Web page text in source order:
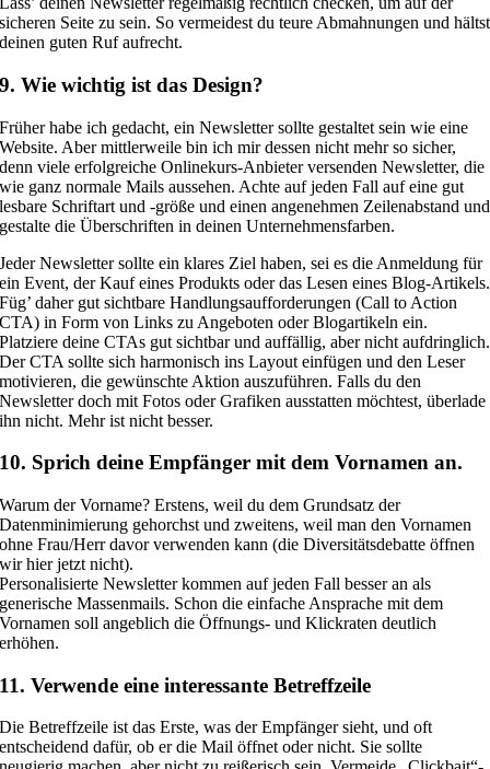
sicheren Seite zu sein. So vermeidest du teure Abmahnungen und hältst
deinen guten Ruf aufrecht.
9. Wie wichtig ist das Design?
Früher habe ich gedacht, ein Newsletter sollte gestaltet sein wie eine
Website. Aber mittlerweile bin ich mir dessen nicht mehr so sicher,
denn viele erfolgreiche Onlinekurs-Anbieter versenden Newsletter, die
wie ganz normale Mails aussehen. Achte auf jeden Fall auf eine gut
lesbare Schriftart und -größe und einen angenehmen Zeilenabstand und
gestalte die Überschriften in deinen Unternehmensfarben.
Jeder Newsletter sollte ein klares Ziel haben, sei es die Anmeldung für
ein Event, der Kauf eines Produkts oder das Lesen eines Blog-Artikels.
Füg’ daher gut sichtbare Handlungsaufforderungen (Call to Action
CTA) in Form von Links zu Angeboten oder Blogartikeln ein.
Platziere deine CTAs gut sichtbar und auffällig, aber nicht aufdringlich.
Der CTA sollte sich harmonisch ins Layout einfügen und den Leser
motivieren, die gewünschte Aktion auszuführen. Falls du den
Newsletter doch mit Fotos oder Grafiken ausstatten möchtest, überlade
ihn nicht. Mehr ist nicht besser.
10. Sprich deine Empfänger mit dem Vornamen an.
Warum der Vorname? Erstens, weil du dem Grundsatz der
Datenminimierung gehorchst und zweitens, weil man den Vornamen
ohne Frau/Herr davor verwenden kann (die Diversitätsdebatte öffnen
wir hier jetzt nicht).
Personalisierte Newsletter kommen auf jeden Fall besser an als
generische Massenmails. Schon die einfache Ansprache mit dem
Vornamen soll angeblich die Öffnungs- und Klickraten deutlich
erhöhen.
11. Verwende eine interessante Betreffzeile
Die Betreffzeile ist das Erste, was der Empfänger sieht, und oft
entscheidend dafür, ob er die Mail öffnet oder nicht. Sie sollte